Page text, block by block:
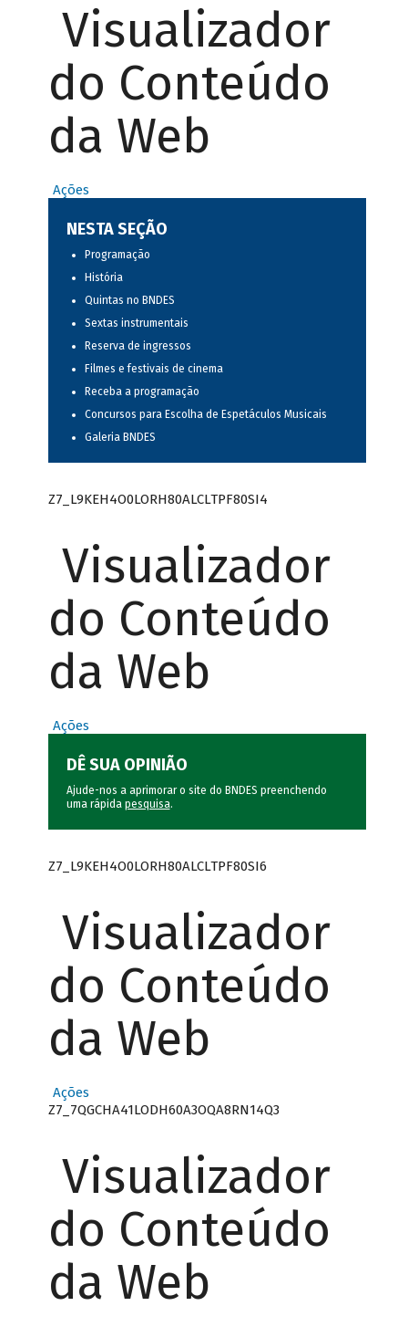
Visualizador
do Conteúdo
da Web
Ações
NESTA SEÇÃO
Programação
História
Quintas no BNDES
Sextas instrumentais
Reserva de ingressos
Filmes e festivais de cinema
Receba a programação
Concursos para Escolha de Espetáculos Musicais
Galeria BNDES
Z7_L9KEH4O0LORH80ALCLTPF80SI4
Visualizador
do Conteúdo
da Web
Ações
DÊ SUA OPINIÃO
Ajude-nos a aprimorar o site do BNDES preenchendo
uma rápida pesquisa.
Z7_L9KEH4O0LORH80ALCLTPF80SI6
Visualizador
do Conteúdo
da Web
Ações
Z7_7QGCHA41LODH60A3OQA8RN14Q3
Visualizador
do Conteúdo
da Web